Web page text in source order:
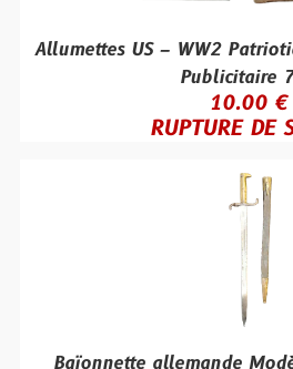
Allumettes US – WW2
Publicitaire
10.00 €
RUPTURE DE
Baïonnette allemande